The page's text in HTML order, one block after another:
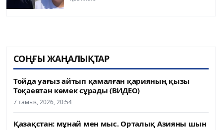
СОҢҒЫ ЖАҢАЛЫҚТАР
Тойда уағыз айтып қамалған қарияның қызы
Тоқаевтан көмек сұрады (ВИДЕО)
7 тамыз, 2026, 20:54
Қазақстан: мұнай мен мыс. Орталық Азияны шын